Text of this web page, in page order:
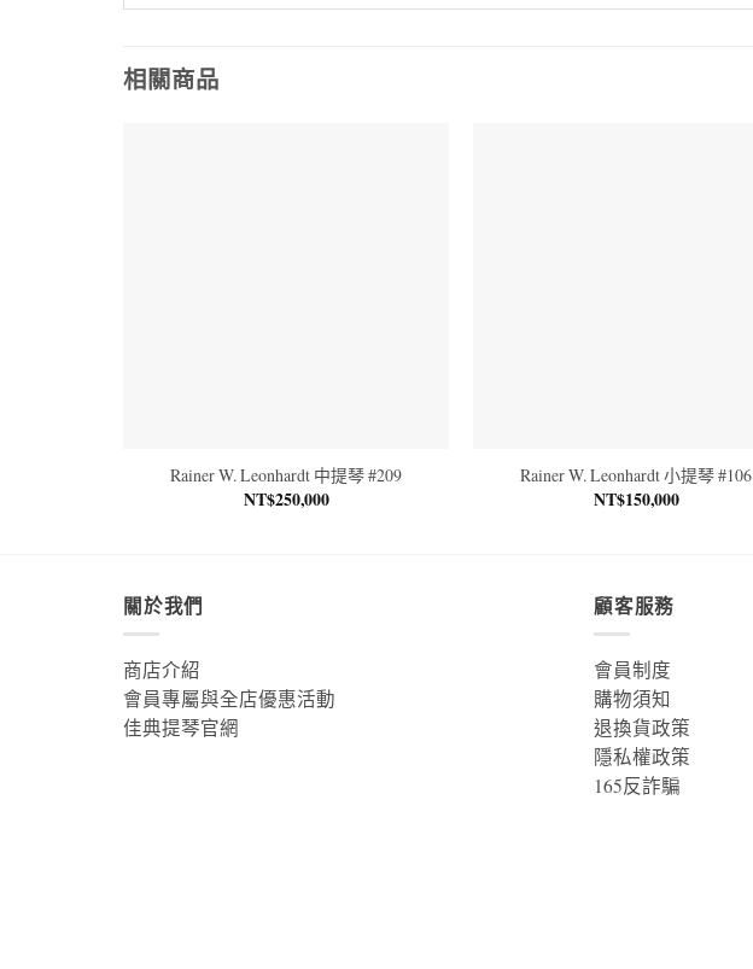
相關商品
Rainer W. Leonhardt 中提琴 #209
NT$250,000
Rainer W. Leonhardt 小提琴 #106
NT$150,000
關於我們
商店介紹
會員專屬與全店優惠活動
佳典提琴官網
顧客服務
會員制度
購物須知
退換貨政策
隱私權政策
165反詐騙